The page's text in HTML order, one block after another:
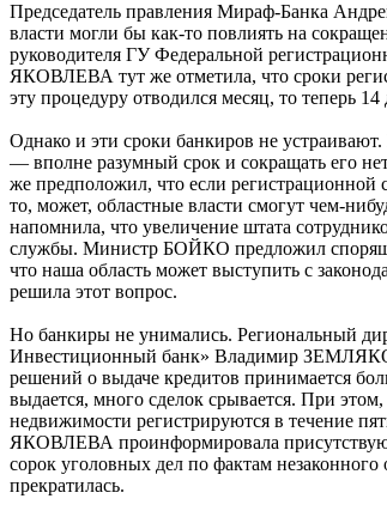
Председатель правления Мираф-Банка
власти могли бы как-то повлиять на
руководителя ГУ Федеральной
ЯКОВЛЕВА тут же отметила, что сроки
эту процедуру отводился месяц, то теперь 14
Однако и эти сроки банкиров не
— вполне разумный срок и сокращать его
же предположил, что если регистрационной
то, может, областные власти смогут чем-
напомнила, что увеличение штата
службы. Министр БОЙКО предложил
что наша область может выступить с
решила этот вопрос.
Но банкиры не унимались. Региональный
Инвестиционный банк» Владимир
решений о выдаче кредитов принимается
выдается, много сделок срывается. При
недвижимости регистрируются в течение
ЯКОВЛЕВА проинформировала
сорок уголовных дел по фактам
прекратилась.